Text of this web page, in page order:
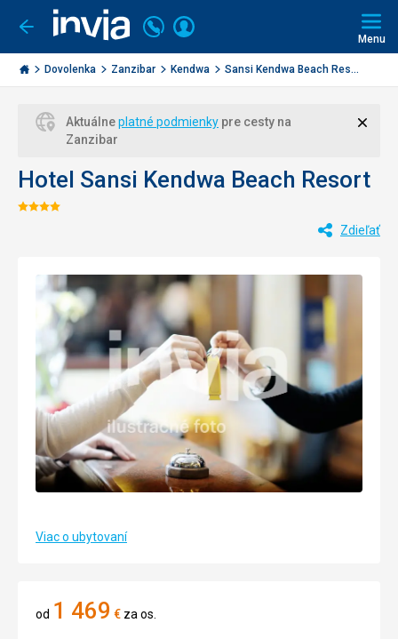
Ísť
späť
Invia.sk
Volajte
+421
2
3221
Prihlásiť
Menu
Dovolenka Zanzibar Kendwa Sansi Kendwa Beach Res...
Aktuálneplatné podmienky pre cesty na
Zanzibar
Hotel Sansi Kendwa Beach Resort
Hodnotenie:
Zdieľať
Viac o ubytovaní
od 1 469 € za os.